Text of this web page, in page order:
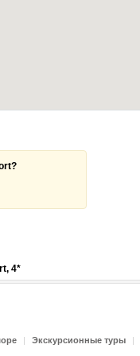
4*
| Экскурсионные туры |